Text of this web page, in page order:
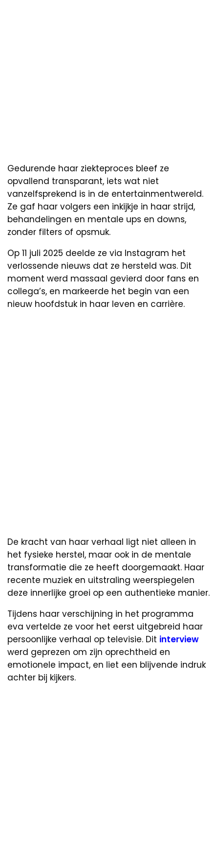
Gedurende haar ziekteproces bleef ze
opvallend transparant, iets wat niet
vanzelfsprekend is in de entertainmentwereld.
Ze gaf haar volgers een inkijkje in haar strijd,
behandelingen en mentale ups en downs,
zonder filters of opsmuk.
Op 11 juli 2025 deelde ze via Instagram het
verlossende nieuws dat ze hersteld was. Dit
moment werd massaal gevierd door fans en
collega’s, en markeerde het begin van een
nieuw hoofdstuk in haar leven en carrière.
De kracht van haar verhaal ligt niet alleen in
het fysieke herstel, maar ook in de mentale
transformatie die ze heeft doorgemaakt. Haar
recente muziek en uitstraling weerspiegelen
deze innerlijke groei op een authentieke manier.
Tijdens haar verschijning in het programma
eva vertelde ze voor het eerst uitgebreid haar
persoonlijke verhaal op televisie. Dit interview
werd geprezen om zijn oprechtheid en
emotionele impact, en liet een blijvende indruk
achter bij kijkers.